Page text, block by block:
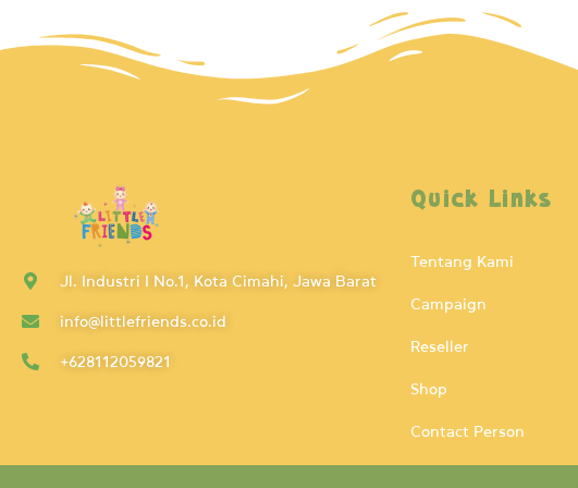
Jl. Industri I No.1, Kota Cimahi, Jawa Barat
info@littlefriends.co.id
+628112059821
Quick Links
Tentang Kami
Campaign
Reseller
Shop
Contact Person